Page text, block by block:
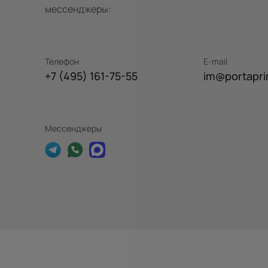
мессенджеры:
Телефон
+7 (495) 161-75-55
E-mail
Мессенджеры